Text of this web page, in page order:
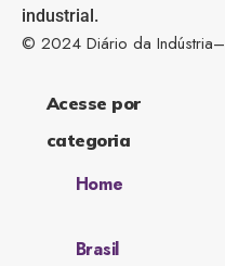
industrial.
© 2024 Diário da Indústria–
Acesse por
categoria
Home
Brasil